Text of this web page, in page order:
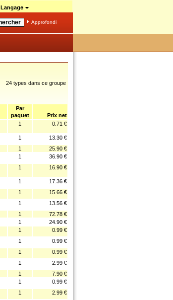
Langage
Approfondi
24 types dans ce groupe
Par
paquet
Prix net
1 0.71 €
1
13.30 €
1
25.90 €
1
36.90 €
1 16.90 €
1
17.36 €
1
15.66 €
1
13.56 €
1
72.78 €
1
24.90 €
1
0.99 €
1
0.99 €
1
0.99 €
1
2.99 €
1
7.90 €
1
0.99 €
1
2.99 €